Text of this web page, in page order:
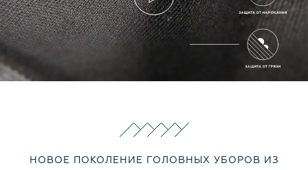
НОВОЕ ПОКОЛЕНИЕ ГОЛОВНЫХ УБОРОВ ИЗ